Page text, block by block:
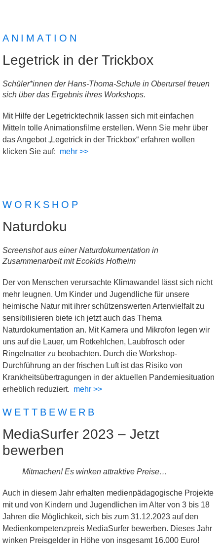
ANIMATION
Legetrick in der Trickbox
Schüler*innen der Hans-Thoma-Schule in Oberursel freuen
sich über das Ergebnis ihres Workshops.
Mit Hilfe der Legetricktechnik lassen sich mit einfachen
Mitteln tolle Animationsfilme erstellen. Wenn Sie mehr über
das Angebot „Legetrick in der Trickbox“ erfahren wollen
klicken Sie auf: mehr >>
WORKSHOP
Naturdoku
Screenshot aus einer Naturdokumentation in
Zusammenarbeit mit Ecokids Hofheim
Der von Menschen verursachte Klimawandel lässt sich nicht
mehr leugnen. Um Kinder und Jugendliche für unsere
heimische Natur mit ihrer schützenswerten Artenvielfalt zu
sensibilisieren biete ich jetzt auch das Thema
Naturdokumentation an. Mit Kamera und Mikrofon legen wir
uns auf die Lauer, um Rotkehlchen, Laubfrosch oder
Ringelnatter zu beobachten. Durch die Workshop-
Durchführung an der frischen Luft ist das Risiko von
Krankheitsübertragungen in der aktuellen Pandemiesituation
erheblich reduziert. mehr >>
WETTBEWERB
MediaSurfer 2023 – Jetzt
bewerben
Mitmachen! Es winken attraktive Preise…
Auch in diesem Jahr erhalten medienpädagogische Projekte
mit und von Kindern und Jugendlichen im Alter von 3 bis 18
Jahren die Möglichkeit, sich bis zum 31.12.2023 auf den
Medienkompetenzpreis MediaSurfer bewerben. Dieses Jahr
winken Preisgelder in Höhe von insgesamt 16.000 Euro!